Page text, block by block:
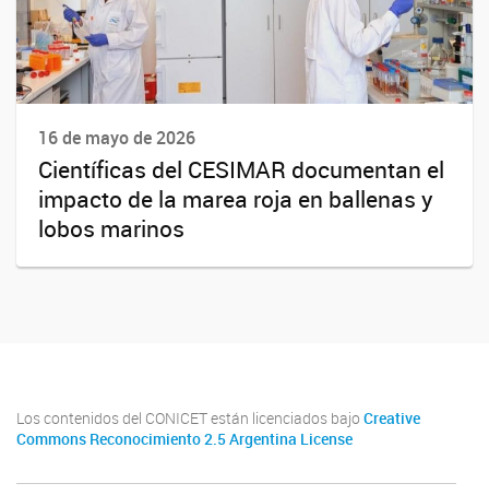
16 de mayo de 2026
Científicas del CESIMAR documentan el
impacto de la marea roja en ballenas y
lobos marinos
Los contenidos del CONICET están licenciados bajo Creative
Commons Reconocimiento 2.5 Argentina License